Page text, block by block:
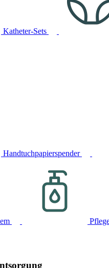
Katheter-Sets
Handtuchpapierspender